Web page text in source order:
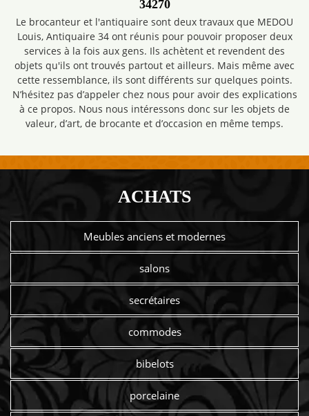
34270
Le brocanteur et l'antiquaire sont deux travaux que MEDOU
Louis, Antiquaire 34 ont réunis pour pouvoir proposer deux
services à la fois aux gens. Ils achètent et revendent des
objets qu'ils ont trouvés partout et ailleurs. Mais même avec
cette ressemblance, ils sont différents sur quelques points.
N’hésitez pas d’appeler chez nous pour avoir des explications
à ce propos. Nous nous intéressons donc sur les objets de
valeur, d’art, de brocante et d’occasion en même temps.
ACHATS
Meubles anciens et modernes
salons
secrétaires
commodes
bibelots
porcelaine